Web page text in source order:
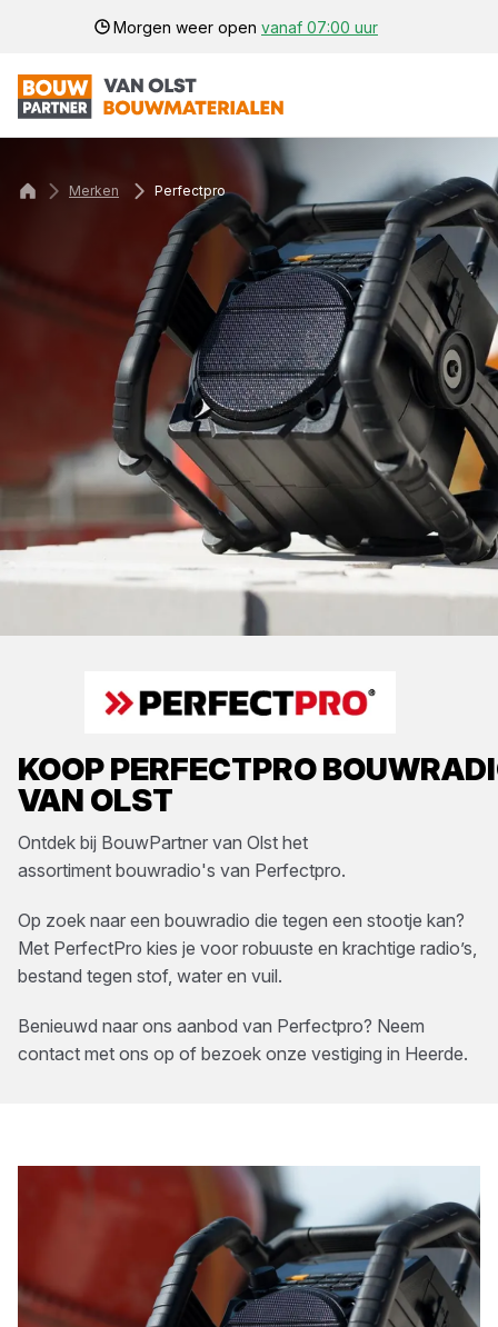
Morgen weer open vanaf 07:00 uur
KOOPPERFECTPRO
VAN OLST
Ontdek bij BouwPartner van Olst het
assortiment bouwradio's van Perfectpro.
Op zoek naar een bouwradio die tegen een stootje kan?
Met PerfectPro kies je voor robuuste en krachtige radio’s,
bestand tegen stof, water en vuil.
Benieuwd naar ons aanbod van Perfectpro? Neem
contact met ons op of bezoek onze vestiging in Heerde.
Merken Perfectpro